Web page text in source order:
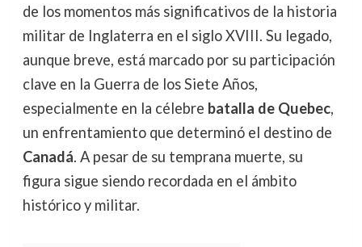
de los momentos más significativos de la historia
militar de Inglaterra en el siglo XVIII. Su legado,
aunque breve, está marcado por su participación
clave en la Guerra de los Siete Años,
especialmente en la célebre batalla de Quebec,
un enfrentamiento que determinó el destino de
Canadá. A pesar de su temprana muerte, su
figura sigue siendo recordada en el ámbito
histórico y militar.